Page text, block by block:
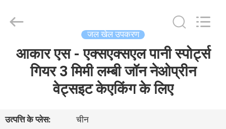
वीडियो
Marine
Co.,Ltd..
जल खेल उपकरण
आकार एस - एक्सएक्सएल पानी स्पोर्ट्स
गियर 3 मिमी लम्बी जॉन नेओप्रीन
वेट्सइट केएकिंग के लिए
उत्पत्ति के प्लेस:
चीन